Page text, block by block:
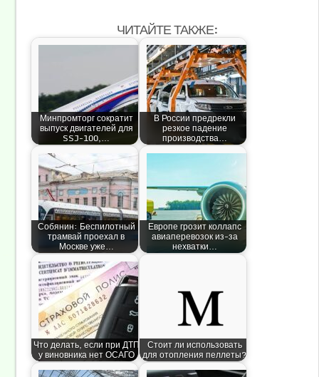
ЧИТАЙТЕ ТАКЖЕ:
Минпромторг сократит
выпуск двигателей для
SSJ-100,…
В России предрекли
резкое падение
производства…
Собянин: Беспилотный
трамвай проехал в
Москве уже…
Европе грозит коллапс
авиаперевозок из-за
нехватки…
Что делать, если при ДТП
у виновника нет ОСАГО
Стоит ли использовать
для отопления пеллеты?